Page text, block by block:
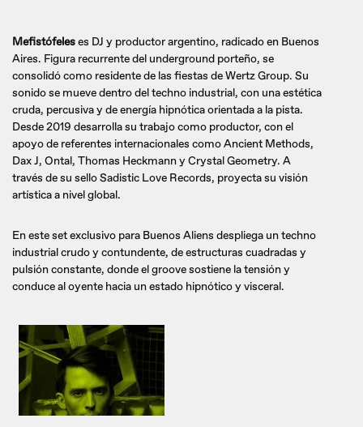
Mefistófeleses DJ y productor argentino, radicado en Buenos
Aires. Figura recurrente del underground porteño, se
consolidó como residente de las fiestas de Wertz Group. Su
sonido se mueve dentro del techno industrial, con una estética
cruda, percusiva y de energía hipnótica orientada a la pista.
Desde 2019 desarrolla su trabajo como productor, con el
apoyo de referentes internacionales como Ancient Methods,
Dax J, Ontal, Thomas Heckmann y Crystal Geometry. A
través de su sello Sadistic Love Records, proyecta su visión
artística a nivel global.
En este set exclusivo para Buenos Aliens despliega un techno
industrial crudo y contundente, de estructuras cuadradas y
pulsión constante, donde el groove sostiene la tensión y
conduce al oyente hacia un estado hipnótico y visceral.